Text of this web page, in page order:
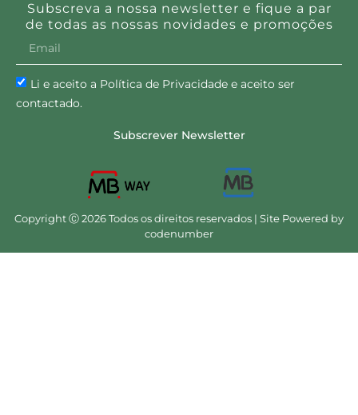
Subscreva a nossa newsletter e fique a par
de todas as nossas novidades e promoções
Li e aceito a Política de Privacidade e aceito ser
contactado.
Subscrever Newsletter
Copyright Ⓒ 2026 Todos os direitos reservados | Site Powered by
codenumber